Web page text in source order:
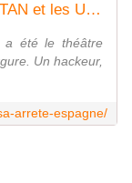
L'auteur de cyberattaques contre l'OTAN et les USA arrêté
a été le théâtre
Un hackeur,
arrete-espagne/